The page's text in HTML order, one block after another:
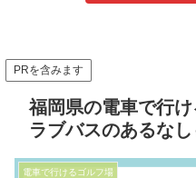
PRを含みます
福岡県の電車で行
ラブバスのあるな
電車で行けるゴルフ場